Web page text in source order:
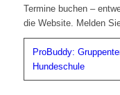
Termine buchen –
die Website. Melden
ProBuddy:
Hundeschule